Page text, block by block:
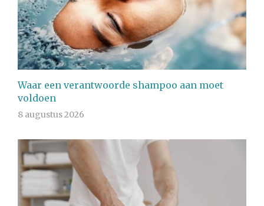
Waar een verantwoorde shampoo aan moet
voldoen
8 augustus 2026